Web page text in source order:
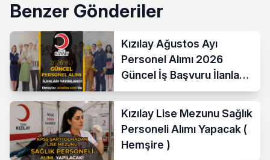
Benzer Gönderiler
Kızılay Ağustos Ayı
Personel Alımı 2026
Güncel İş Başvuru İlanları
Yayımladı!
Kızılay Lise Mezunu Sağlık
Personeli Alımı Yapacak (
Hemşire )